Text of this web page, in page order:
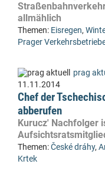
allmählich
Themen: Eisregen,
Prager
prag
11.11.2014
Chef der
abberufen
Kurucz' Nachfolger
Themen:České dráhy,
Krtek